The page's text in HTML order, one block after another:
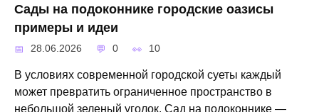
Сады на подоконнике городские оазисы
примеры и идеи
28.06.2026 0 10
В условиях современной городской суеты каждый
может превратить ограниченное пространство в
небольшой зеленый уголок. Сад на подоконнике —